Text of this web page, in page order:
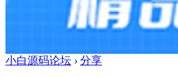
小白源码论坛 › 分享